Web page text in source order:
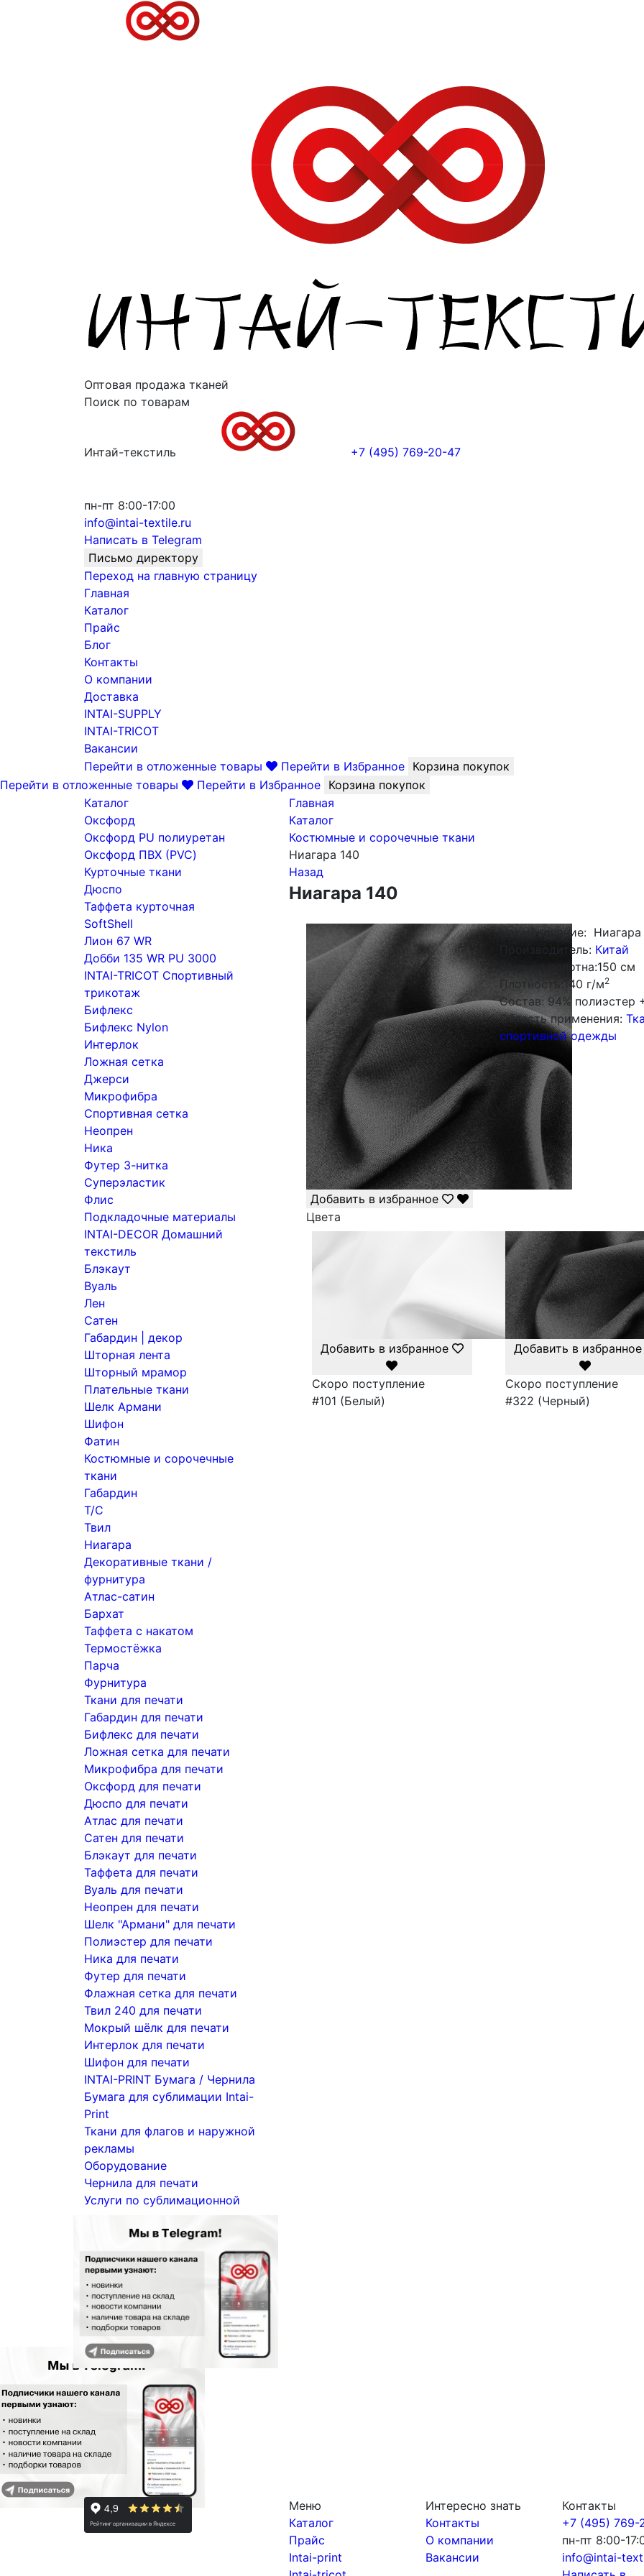
Оптовая продажа тканей
Поиск по товарам
Интай-текстиль +7 (495) 769-20-47
пн-пт 8:00-17:00
info@intai-textile.ru
Написать в Telegram
Письмо директору
Переход на главную страницу
Главная
Каталог
Прайс
Блог
Контакты
О компании
Доставка
INTAI-SUPPLY
INTAI-TRICOT
Вакансии
Перейти в отложенные товары
Перейти в Избранное Корзина покупок
Перейти в отложенные товары
Перейти в Избранное Корзина покупок
Каталог
Оксфорд
Оксфорд PU полиуретан
Оксфорд ПВХ (PVC)
Курточные ткани
Дюспо
Таффета курточная
SoftShell
Лион 67 WR
Добби 135 WR PU 3000
INTAI-TRICOT Спортивный
трикотаж
Бифлекс
Бифлекс Nylon
Интерлок
Ложная сетка
Джерси
Микрофибра
Спортивная сетка
Неопрен
Ника
Футер 3-нитка
Суперэластик
Флис
Подкладочные материалы
INTAI-DECOR Домашний
текстиль
Блэкаут
Вуаль
Лен
Сатен
Габардин | декор
Шторная лента
Шторный мрамор
Плательные ткани
Шелк Армани
Шифон
Фатин
Костюмные и сорочечные
ткани
Габардин
Т/С
Твил
Ниагара
Декоративные ткани /
фурнитура
Атлас-сатин
Бархат
Таффета с накатом
Термостёжка
Парча
Фурнитура
Ткани для печати
Габардин для печати
Бифлекс для печати
Ложная сетка для печати
Микрофибра для печати
Оксфорд для печати
Дюспо для печати
Атлас для печати
Сатен для печати
Блэкаут для печати
Таффета для печати
Вуаль для печати
Неопрен для печати
Шелк "Армани" для печати
Полиэстер для печати
Ника для печати
Футер для печати
Флажная сетка для печати
Твил 240 для печати
Мокрый шёлк для печати
Интерлок для печати
Шифон для печати
INTAI-PRINT Бумага / Чернила
Бумага для сублимации Intai-
Print
Ткани для флагов и наружной
рекламы
Оборудование
Чернила для печати
Услуги по сублимационной
Главная
Каталог
Костюмные и сорочечные ткани
Ниагара 140
Назад
Ниагара 140
Добавить в избранное
Наименование: Ниагара
Производитель: Китай
Ширина полотна:150 см
Плотность: 140 г/м2
Состав: 94% полиэстер
Облаcть применения:
спортивной одежды
Цвета
Добавить в избранное
Скоро поступление
#101 (Белый)
Добавить в избранное
Скоро поступление
#322 (Черный)
Меню
Каталог
Прайс
Intai-print
Интересно знать
Контакты
О компании
Вакансии
Контакты
+7 (495) 769-
пн-пт 8:00-
info@intai-